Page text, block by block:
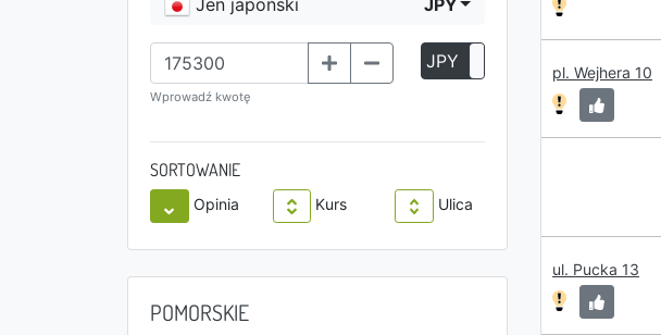
Jen japoński JPY
Wprowadź kwotę
JPY
SORTOWANIE
Opinia Kurs Ulica
POMORSKIE
pl. Wejhera 10
ul. Pucka 13